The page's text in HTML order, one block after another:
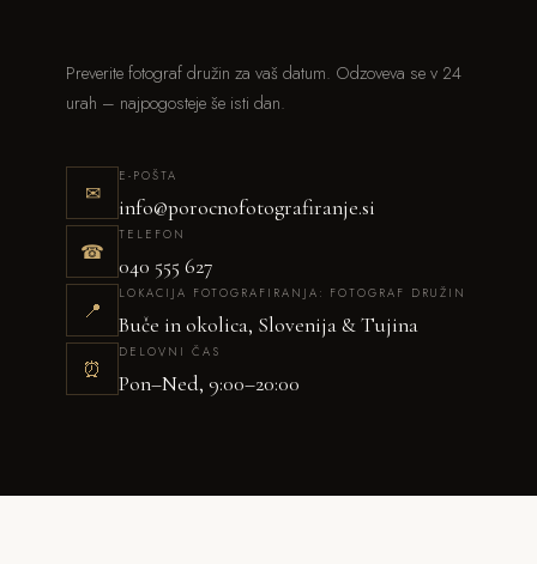
Preverite fotograf družin za vaš datum. Odzoveva se v 24
urah – najpogosteje še isti dan.
✉
E-POŠTA
info@porocnofotografiranje.si
☎
TELEFON
040 555 627
📍
LOKACIJA FOTOGRAFIRANJA: FOTOGRAF DRUŽIN
Buče in okolica, Slovenija & Tujina
⏰
DELOVNI ČAS
Pon–Ned, 9:00–20:00